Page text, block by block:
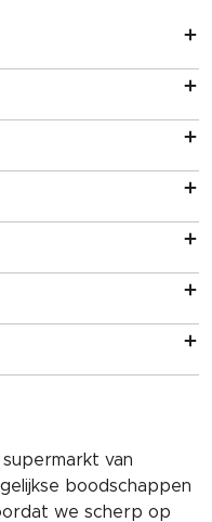
van
boodschappen
we scherp op